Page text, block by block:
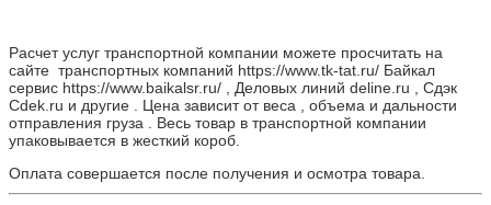
Расчет услуг транспортной компании можете просчитать на
сайте транспортных компаний https://www.tk-tat.ru/ Байкал
сервис https://www.baikalsr.ru/ , Деловых линий deline.ru , Сдэк
Cdek.ru и другие . Цена зависит от веса , объема и дальности
отправления груза . Весь товар в транспортной компании
упаковывается в жесткий короб.
Оплата совершается после получения и осмотра товара.